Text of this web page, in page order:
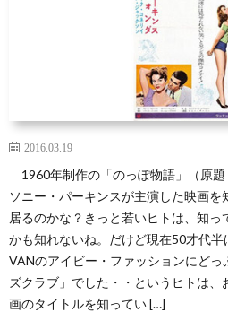
2016.03.19
1960年制作の「のっぽ物語」（原題
ソニー・パーキンスが主演した映画
居るのかな？きっと若いヒトは、知
かも知れないね。だけど現在50才代
VANのアイビー・ファッションにど
ズクラブ」でした・・というヒトは
画のタイトルを知ってい […]